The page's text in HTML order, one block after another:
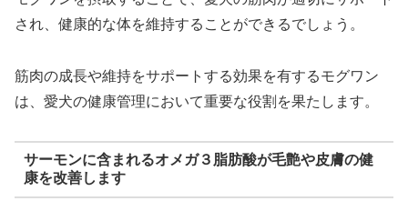
され、健康的な体を維持することができるでしょう。
筋肉の成長や維持をサポートする効果を有するモグワン
は、愛犬の健康管理において重要な役割を果たします。
サーモンに含まれるオメガ３脂肪酸が毛艶や皮膚の健
康を改善します